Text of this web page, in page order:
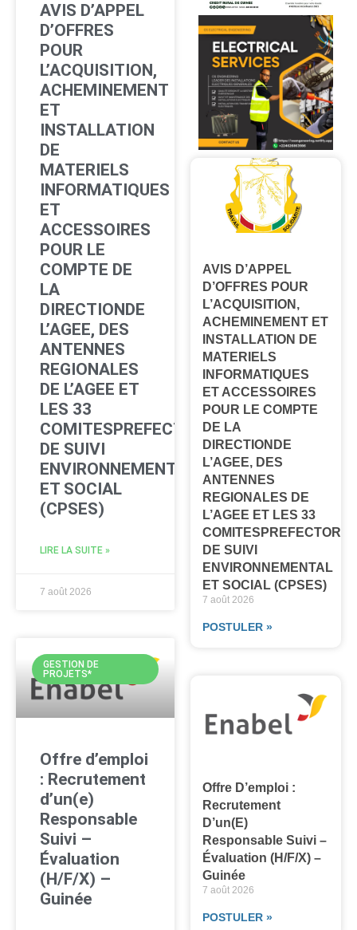
AVIS D’APPEL
D’OFFRES
POUR
L’ACQUISITION,
ACHEMINEMENT
ET
INSTALLATION
DE
MATERIELS
INFORMATIQUES
ET
ACCESSOIRES
POUR LE
COMPTE DE
LA
DIRECTIONDE
L’AGEE, DES
ANTENNES
REGIONALES
DE L’AGEE ET
LES 33
COMITESPREFECTORAUX
DE SUIVI
ENVIRONNEMENTAL
ET SOCIAL
(CPSES)
LIRE LA SUITE »
7 août 2026
GESTION DE
PROJETS*
Offre d’emploi
: Recrutement
d’un(e)
Responsable
Suivi –
Évaluation
(H/F/X) –
Guinée
AVIS D’APPEL
D’OFFRES POUR
L’ACQUISITION,
ACHEMINEMENT ET
INSTALLATION DE
MATERIELS
INFORMATIQUES
ET ACCESSOIRES
POUR LE COMPTE
DE LA
DIRECTIONDE
L’AGEE, DES
ANTENNES
REGIONALES DE
L’AGEE ET LES 33
DE SUIVI
ENVIRONNEMENTAL
ET SOCIAL (CPSES)
7 août 2026
POSTULER »
Offre D’emploi :
Recrutement
D’un(e)
Responsable Suivi –
Évaluation (H/F/X) –
Guinée
7 août 2026
POSTULER »